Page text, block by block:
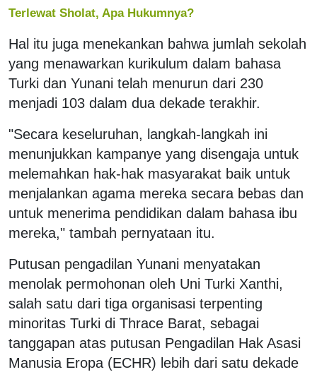
Terlewat Sholat, Apa Hukumnya?
Hal itu juga menekankan bahwa jumlah sekolah
yang menawarkan kurikulum dalam bahasa
Turki dan Yunani telah menurun dari 230
menjadi 103 dalam dua dekade terakhir.
"Secara keseluruhan, langkah-langkah ini
menunjukkan kampanye yang disengaja untuk
melemahkan hak-hak masyarakat baik untuk
menjalankan agama mereka secara bebas dan
untuk menerima pendidikan dalam bahasa ibu
mereka," tambah pernyataan itu.
Putusan pengadilan Yunani menyatakan
menolak permohonan oleh Uni Turki Xanthi,
salah satu dari tiga organisasi terpenting
minoritas Turki di Thrace Barat, sebagai
tanggapan atas putusan Pengadilan Hak Asasi
Manusia Eropa (ECHR) lebih dari satu dekade